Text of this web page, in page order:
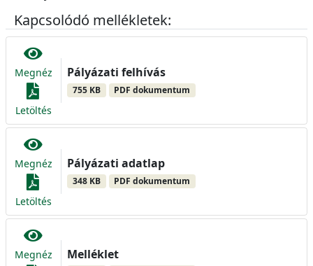
Kapcsolódó mellékletek:
Megnéz
Letöltés
Pályázati felhívás
755 KB PDF dokumentum
Megnéz
Letöltés
Pályázati adatlap
348 KB PDF dokumentum
Megnéz Melléklet